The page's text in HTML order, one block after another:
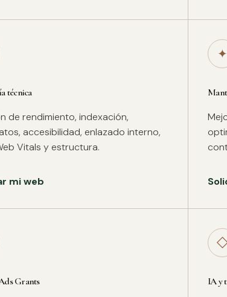
técnica
de rendimiento, indexación,
accesibilidad, enlazado interno,
Vitals y estructura.
mi web
✦
Grants IA y